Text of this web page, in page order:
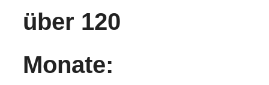
über 120
Monate: